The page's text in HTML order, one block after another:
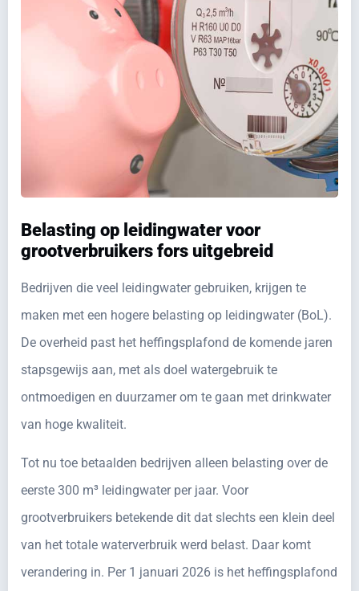
Belasting op leidingwater voor
grootverbruikers fors uitgebreid
Bedrijven die veel leidingwater gebruiken, krijgen te
maken met een hogere belasting op leidingwater (BoL).
De overheid past het heffingsplafond de komende jaren
stapsgewijs aan, met als doel watergebruik te
ontmoedigen en duurzamer om te gaan met drinkwater
van hoge kwaliteit.
Tot nu toe betaalden bedrijven alleen belasting over de
eerste 300 m³ leidingwater per jaar. Voor
grootverbruikers betekende dit dat slechts een klein deel
van het totale waterverbruik werd belast. Daar komt
verandering in. Per 1 januari 2026 is het heffingsplafond